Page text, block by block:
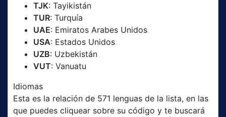
TJK: Tayikistán
TUR: Turquía
UAE: Emiratos Arabes Unidos
USA: Estados Unidos
UZB: Uzbekistán
VUT: Vanuatu
Idiomas
Esta es la relación de 571 lenguas de la lista, en las
que puedes cliquear sobre su código y te buscará